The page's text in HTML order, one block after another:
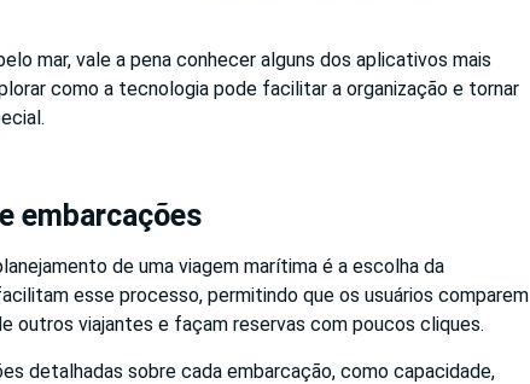
mar, vale a pena conhecer alguns dos aplicativos mais
como a tecnologia pode facilitar a organização e tornar
embarcações
de uma viagem marítima é a escolha da
esse processo, permitindo que os usuários comparem
outros viajantes e façam reservas com poucos cliques.
detalhadas sobre cada embarcação, como capacidade,